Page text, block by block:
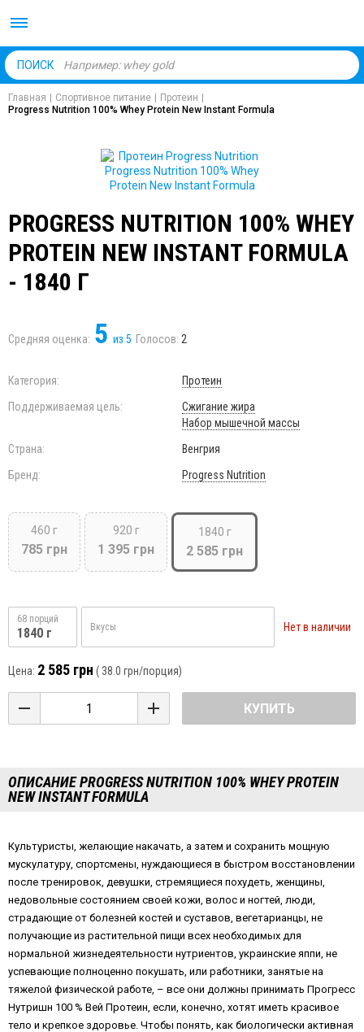
ПОИСК
Главная Спортивное питание Протеин
Progress Nutrition 100% Whey Protein New Instant Formula
PROGRESS NUTRITION 100% WHEY
PROTEIN NEW INSTANT FORMULA
- 1840 Г
Средняя оценка: 5 из 5 Голосов: 2
Категория:
Протеин
Поддерживаемая цель:
Сжигание жира
Набор мышечной массы
Страна:
Венгрия
Бренд:
Progress Nutrition
460 г
785 грн
920 г
1 395 грн
1840 г
2 585 грн
68 порций
1840 г Вкусы Нет в наличии
Цена: 2 585 грн ( 38.0 грн/порция)
КУПИТЬ
ОПИСАНИЕ PROGRESS NUTRITION 100% WHEY PROTEIN
NEW INSTANT FORMULA
Культуристы, желающие накачать, а затем и сохранить мощную
мускулатуру, спортсмены, нуждающиеся в быстром восстановлении
после тренировок, девушки, стремящиеся похудеть, женщины,
недовольные состоянием своей кожи, волос и ногтей, люди,
страдающие от болезней костей и суставов, вегетарианцы, не
получающие из растительной пищи всех необходимых для
нормальной жизнедеятельности нутриентов, украинские яппи, не
успевающие полноценно покушать, или работники, занятые на
тяжелой физической работе, – все они должны принимать Прогресс
Нутришн 100 % Вей Протеин, если, конечно, хотят иметь красивое
тело и крепкое здоровье. Чтобы понять, как биологически активная